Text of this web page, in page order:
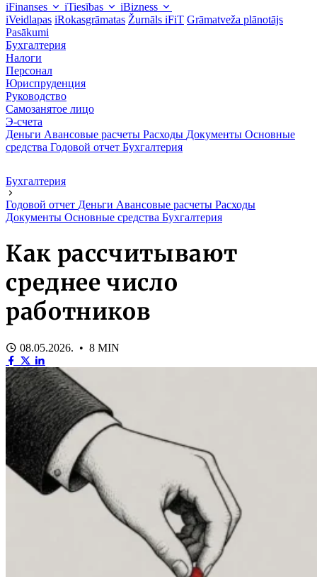
iFinanses iTiesības
iBizness
iVeidlapas iRokasgrāmatas Žurnāls iFiT Grāmatveža plānotājs
Pasākumi
Бухгалтерия
Налоги
Персонал
Юриспруденция
Руководство
Самозанятое лицо
Э-счета
Деньги Авансовые расчеты Расходы Документы Основные
средства Годовой отчет Бухгалтерия
Бухгалтерия
Годовой отчет Деньги Авансовые расчеты Расходы
Документы Основные средства Бухгалтерия
Как рассчитывают
среднее число
работников
08.05.2026. • 8 MIN